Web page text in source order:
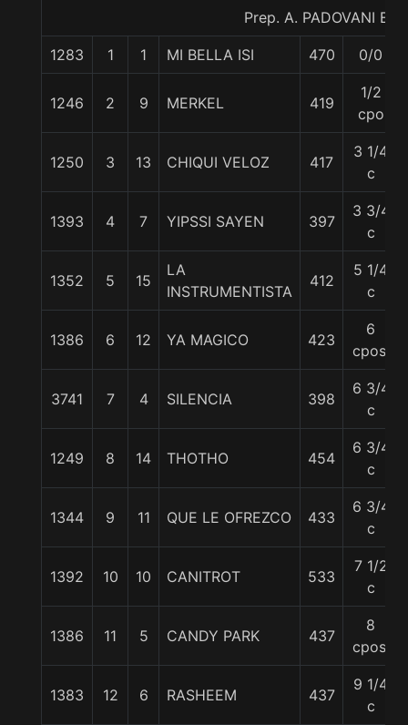
Prep. A. PADOVANI E.
1283 1 1 MI BELLA ISI 470 0/0
1246 2 9 MERKEL 419
1/2
cpo
1250 3 13 CHIQUI VELOZ 417
3 1/4
c
1393 4 7 YIPSSI SAYEN 397
3 3/4
c
1352 5 15
LA
INSTRUMENTISTA
412
5 1/4
c
1386 6 12 YA MAGICO 423
6
cpos.
3741 7 4 SILENCIA 398
6 3/4
c
1249 8 14 THOTHO 454
6 3/4
c
1344 9 11 QUE LE OFREZCO 433
6 3/4
c
1392 10 10 CANITROT 533
7 1/2
c
1386 11 5 CANDY PARK 437
8
cpos.
1383 12 6 RASHEEM 437
9 1/4
c